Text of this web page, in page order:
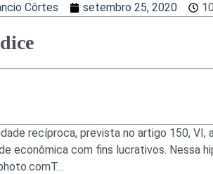
Côrtes setembro 25, 2020
recíproca, prevista no artigo 150,
econômica com fins lucrativos. Nessa